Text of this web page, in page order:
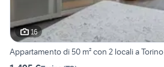
16
Appartamento di 50 m² con 2 locali a Torino